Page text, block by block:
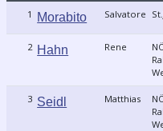
1 Morabito Salvatore
2 Hahn Rene
3 Seidl Matthias